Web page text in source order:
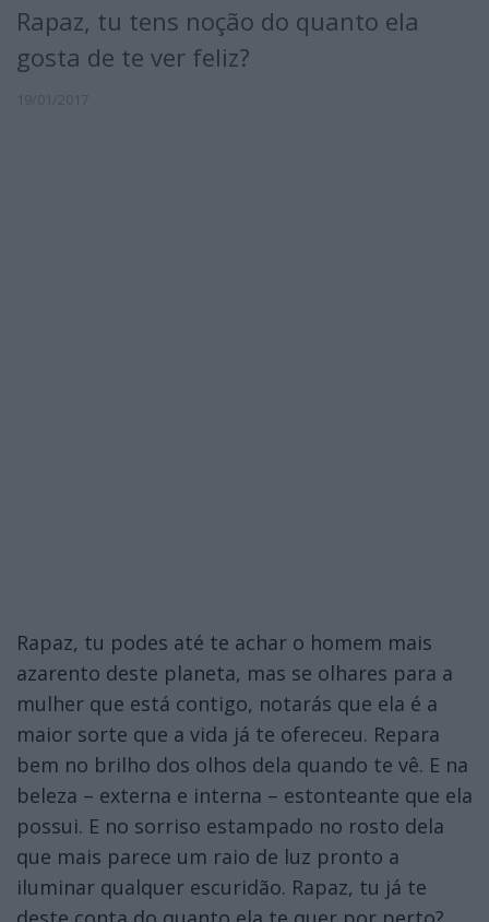
Rapaz, tu tens noção do quanto ela
gosta de te ver feliz?
Rapaz, tu podes até te achar o homem mais
azarento deste planeta, mas se olhares para a
mulher que está contigo, notarás que ela é a
maior sorte que a vida já te ofereceu. Repara
bem no brilho dos olhos dela quando te vê. E na
beleza – externa e interna – estonteante que ela
possui. E no sorriso estampado no rosto dela
que mais parece um raio de luz pronto a
iluminar qualquer escuridão. Rapaz, tu já te